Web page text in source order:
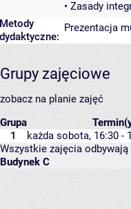
• Zasady
Metody
dydaktyczne:
Prezentacja
Grupy zajęciowe
zobacz na planie zajęć
Grupa
1
każda sobota, 16:30 -
Wszystkie zajęcia odbywają
Budynek C